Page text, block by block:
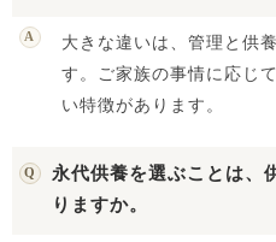
大きな違いは、管理と供
す。ご家族の事情に応じ
い特徴があります。
永代供養を選ぶことは、
りますか。